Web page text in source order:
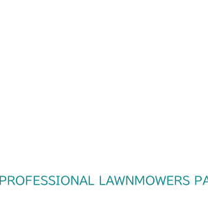
PROFESSIONAL LAWNMOWERS